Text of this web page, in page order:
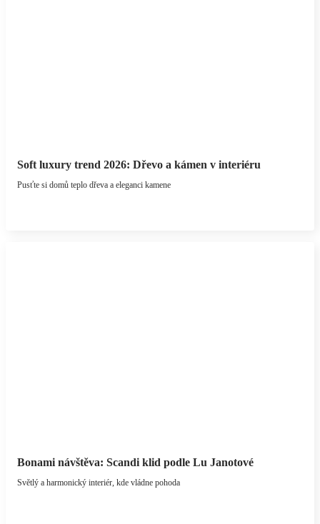
Soft luxury trend 2026: Dřevo a kámen v interiéru
Pusťte si domů teplo dřeva a eleganci kamene
Bonami návštěva: Scandi klid podle Lu Janotové
Světlý a harmonický interiér, kde vládne pohoda